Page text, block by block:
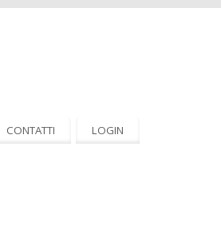
CONTATTI LOGIN